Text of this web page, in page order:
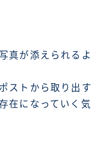
真が添えられるよ
ストから取り出す
在になっていく気